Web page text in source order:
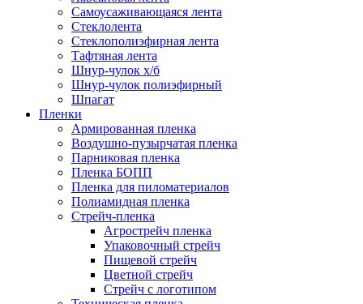
Самоусаживающаяся лента
Стеклолента
Стеклополиэфирная лента
Тафтяная лента
Шнур-чулок х/б
Шнур-чулок полиэфирный
Шпагат
Пленки
Армированная пленка
Воздушно-пузырчатая пленка
Парниковая пленка
Пленка БОПП
Пленка для пиломатериалов
Полиамидная пленка
Стрейч-пленка
Агрострейч пленка
Упаковочный стрейч
Пищевой стрейч
Цветной стрейч
Стрейч с логотипом